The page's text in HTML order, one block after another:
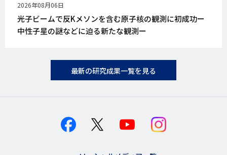
公
開
日
2026年08月06日
光子ビームで反Kメソンを含む原子核の観測に初成功ー
中性子星の謎などに迫る新たな観測ー
最新の研究成果一覧を見る